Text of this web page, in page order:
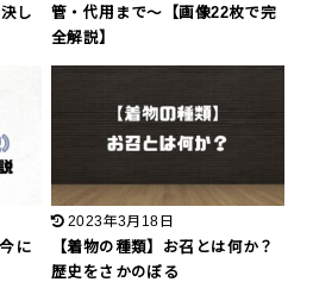
し
管・代用まで〜【画像22枚で完
全解説】
に
2023年3月18日
【着物の種類】お召とは何か？
歴史をさかのぼる